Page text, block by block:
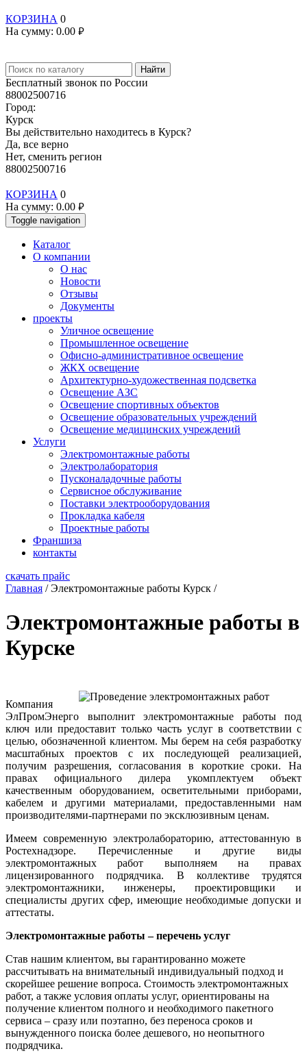
КОРЗИНА 0
На сумму: 0.00 руб.
Найти
Бесплатный звонок по России
88002500716
Город:
Курск
Вы действительно находитесь в Курск?
Да, все верно
Нет, сменить регион
88002500716
КОРЗИНА 0
На сумму: 0.00 руб.
Toggle navigation
Каталог
О компании
О нас
Новости
Отзывы
Документы
проекты
Уличное освещение
Промышленное освещение
Офисно-административное освещение
ЖКХ освещение
Архитектурно-художественная подсветка
Освещение АЗС
Освещение спортивных объектов
Освещение образовательных учреждений
Освещение медицинских учреждений
Услуги
Электромонтажные работы
Электролаборатория
Пусконаладочные работы
Сервисное обслуживание
Поставки электрооборудования
Прокладка кабеля
Проектные работы
Франшиза
контакты
скачать прайс
Главная / Электромонтажные работы Курск /
Электромонтажные работы в
Курске
Компания
ЭлПромЭнерго выполнит электромонтажные работы под
ключ или предоставит только часть услуг в соответствии с
целью, обозначенной клиентом. Мы берем на себя разработку
масштабных проектов с их последующей реализацией,
получим разрешения, согласования в короткие сроки. На
правах официального дилера укомплектуем объект
качественным оборудованием, осветительными приборами,
кабелем и другими материалами, предоставленными нам
производителями-партнерами по эксклюзивным ценам.
Имеем современную электролабораторию, аттестованную в
Ростехнадзоре. Перечисленные и другие виды
электромонтажных работ выполняем на правах
лицензированного подрядчика. В коллективе трудятся
электромонтажники, инженеры, проектировщики и
специалисты других сфер, имеющие необходимые допуски и
аттестаты.
Электромонтажные работы – перечень услуг
Став нашим клиентом, вы гарантированно можете
рассчитывать на внимательный индивидуальный подход и
скорейшее решение вопроса. Стоимость электромонтажных
работ, а также условия оплаты услуг, ориентированы на
получение клиентом полного и необходимого пакетного
сервиса – сразу или поэтапно, без переноса сроков и
вынужденного поиска более дешевого, но неопытного
подрядчика.